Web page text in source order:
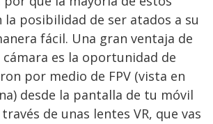
la posibilidad de ser atados a su
fácil. Una gran ventaja de
es la oportunidad de
por medio de FPV (vista en
desde la pantalla de tu móvil
de unas lentes VR, que vas